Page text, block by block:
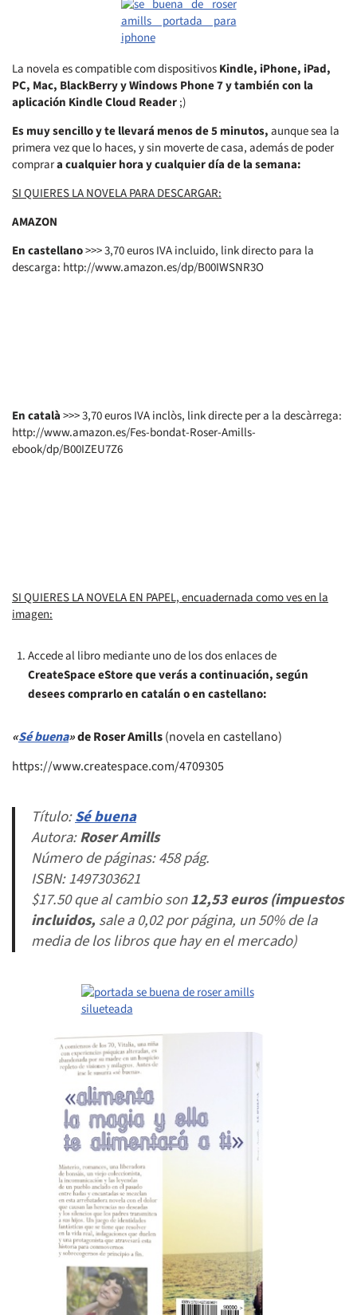
La novela es compatible com dispositivosKindle, iPhone, iPad,
PC, Mac, BlackBerry y Windows Phone 7 y también con la
aplicación Kindle Cloud Reader;)
Es muy sencillo y te llevará menos de 5 minutos,aunque sea la
primera vez que lo haces, y sin moverte de casa, además de poder
comprara cualquier hora y cualquier día de la semana:
SI QUIERES LA NOVELA PARA DESCARGAR:
AMAZON
En castellano>>> 3,70 euros IVA incluido, link directo para la
descarga: http://www.amazon.es/dp/B00IWSNR3O
En català>>> 3,70 euros IVA inclòs, link directe per a la descàrrega:
http://www.amazon.es/Fes-bondat-Roser-Amills-
ebook/dp/B00IZEU7Z6
SI QUIERES LA NOVELA EN PAPEL, encuadernada como ves en la
imagen:
Accede al libro mediante uno de los dos enlaces de
CreateSpace eStore que verás a continuación, según
desees comprarlo en catalán o en castellano:
«Sé buena»de Roser Amills(novela en castellano)
https://www.createspace.com/4709305
Título:Sé buena
Autora:Roser Amills
Número de páginas: 458 pág.
ISBN: 1497303621
$17.50 que al cambio son12,53 euros (impuestos
incluidos, sale a 0,02 por página, un 50% de la
media de los libros que hay en el mercado)